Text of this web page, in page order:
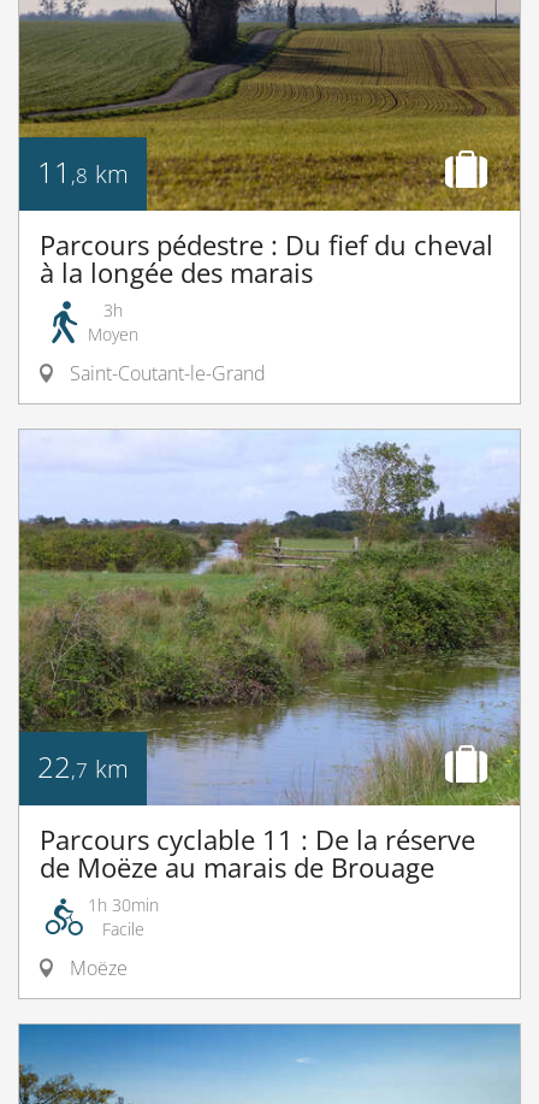
11 ,8 km
Parcours pédestre : Du fief du cheval
à la longée des marais
3h
Moyen
Saint-Coutant-le-Grand
22,7 km
Parcours cyclable 11 : De la réserve
de Moëze au marais de Brouage
1h 30min
Facile
Moëze